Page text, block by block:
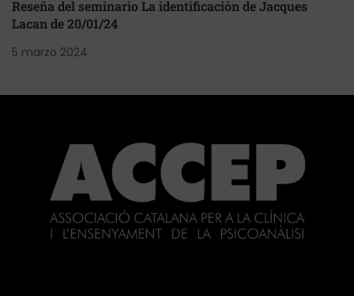
Reseña del seminario La identificación de Jacques
Lacan de 20/01/24
5 marzo 2024